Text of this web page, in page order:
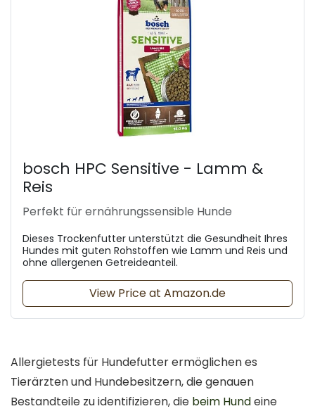
bosch HPC Sensitive - Lamm &
Reis
Perfekt für ernährungssensible Hunde
Dieses Trockenfutter unterstützt die Gesundheit Ihres
Hundes mit guten Rohstoffen wie Lamm und Reis und
ohne allergenen Getreideanteil.
View Price at Amazon.de
Allergietests für Hundefutter ermöglichen es
Tierärzten und Hundebesitzern, die genauen
Bestandteile zu identifizieren, die beim Hundeine